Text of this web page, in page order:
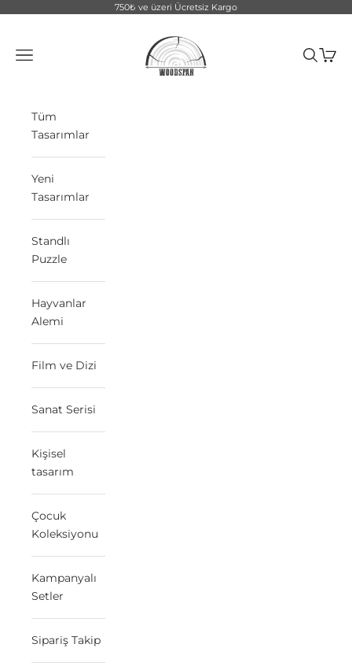
750₺ ve üzeri Ücretsiz Kargo
WoodSpan
Menü
Ara Sepet
Tüm
Tasarımlar
Yeni
Tasarımlar
Standlı
Puzzle
Hayvanlar
Alemi
Film ve Dizi
Sanat Serisi
Kişisel
tasarım
Çocuk
Koleksiyonu
Kampanyalı
Setler
Sipariş Takip